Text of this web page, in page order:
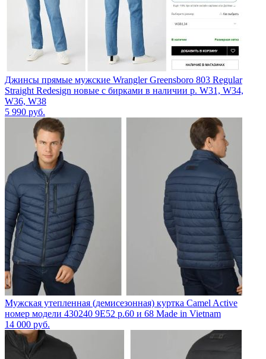
Джинсы прямые мужские Wrangler Greensboro 803 Regular
Straight Redesign новые с бирками в наличии р. W31, W34,
W36, W38
5 990 руб.
Мужская утепленная (демисезонная) куртка Camel Active
номер модели 430240 9E52 р.60 и 68 Made in Vietnam
14 000 руб.